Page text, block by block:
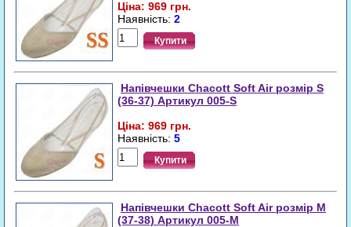
Ціна: 969 грн.
Наявність: 2
Купити
Напівчешки Chacott Soft Air розмір S
(36-37) Артикул 005-S
Ціна: 969 грн.
Наявність: 5
Купити
Напівчешки Chacott Soft Air розмір M
(37-38) Артикул 005-M